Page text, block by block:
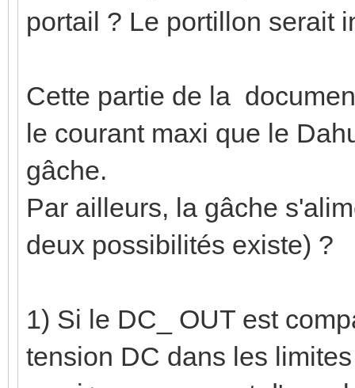
portail ? Le portillon serait
Cette partie de la
le courant maxi que le
gâche.
Par ailleurs, la gâche
deux possibilités existe) ?
1) Si le DC_ OUT est
tension DC dans les